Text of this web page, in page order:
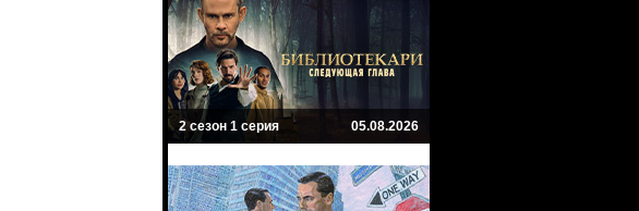
2 сезон 1 серия 05.08.2026